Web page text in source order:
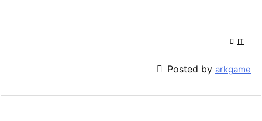
 IT
 Posted by arkgame